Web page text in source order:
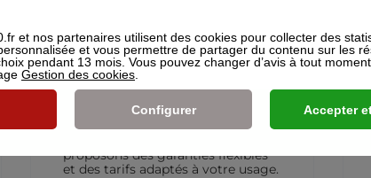
Assurance Deux-roues
L’assurance moto qui vous suit
partout. Que vous rouliez en
proposons des garanties flexibles
et des tarifs adaptés à votre usage.
et nos partenaires utilisent des cookies pour collecter des
et vous permettre de partager du contenu sur les
pendant 13 mois. Vous pouvez changer d’avis à tout
Gestion des cookies
Configurer Accepter